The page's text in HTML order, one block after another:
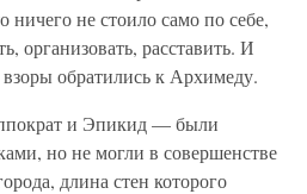
ничего не стоило само по себе,
организовать, расставить. И
обратились к Архимеду.
и Эпикид — были
но не могли в совершенстве
длина стен которого